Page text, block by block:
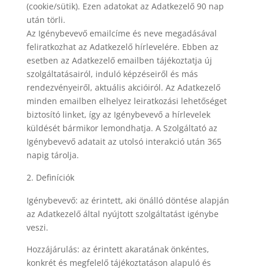
(cookie/sütik). Ezen adatokat az Adatkezelő 90 nap
után törli.
Az Igénybevevő emailcíme és neve megadásával
feliratkozhat az Adatkezelő hírlevelére. Ebben az
esetben az Adatkezelő emailben tájékoztatja új
szolgáltatásairól, induló képzéseiről és más
rendezvényeiről, aktuális akcióiról. Az Adatkezelő
minden emailben elhelyez leiratkozási lehetőséget
biztosító linket, így az Igénybevevő a hírlevelek
küldését bármikor lemondhatja. A Szolgáltató az
Igénybevevő adatait az utolsó interakció után 365
napig tárolja.
Definíciók
Igénybevevő: az érintett, aki önálló döntése alapján
az Adatkezelő által nyújtott szolgáltatást igénybe
veszi.
Hozzájárulás: az érintett akaratának önkéntes,
konkrét és megfelelő tájékoztatáson alapuló és